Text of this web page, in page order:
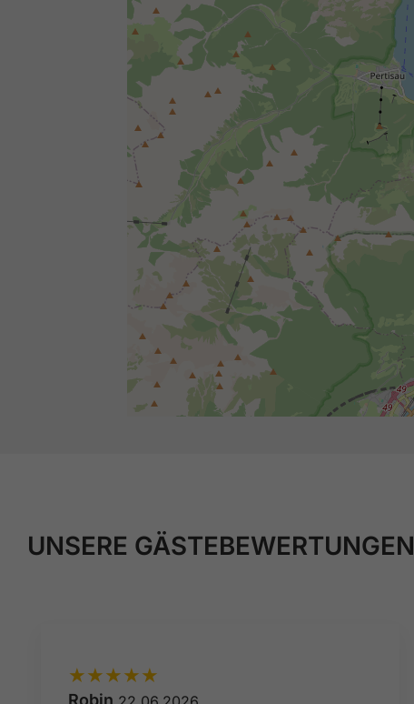
UNSERE GÄSTEBEWERTUNGEN
★★★★★
Robin